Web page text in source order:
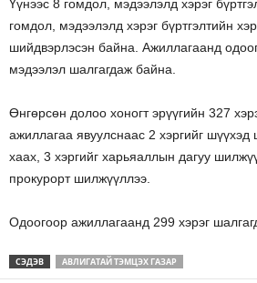
Үүнээс 8 гомдол, мэдээлэлд хэрэг
гомдол, мэдээлэлд хэрэг бүртгэлтийн
шийдвэрлэсэн байна. Ажиллагаанд
мэдээлэл шалгагдаж байна.
Өнгөрсөн долоо хоногт эрүүгийн 327
ажиллагаа явуулснаас 2 хэргийг шүүхэд
хаах, 3 хэргийг харьяаллын дагуу
прокурорт шилжүүллээ.
Одоогоор ажиллагаанд 299 хэрэг
СЭДЭВ АВЛИГАТАЙ ТЭМЦЭХ ГАЗАР